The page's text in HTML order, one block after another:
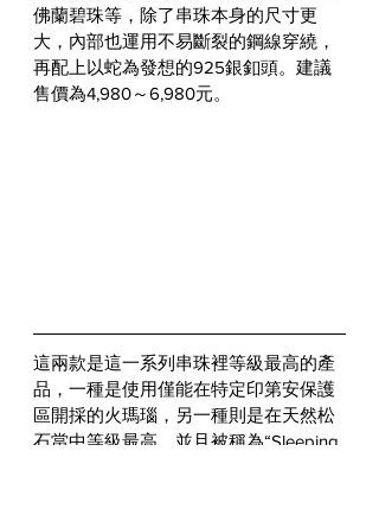
佛蘭碧珠等，除了串珠本身的尺寸更
大，內部也運用不易斷裂的鋼線穿繞，
再配上以蛇為發想的925銀釦頭。建議
售價為4,980～6,980元。
這兩款是這一系列串珠裡等級最高的產
品，一種是使用僅能在特定印第安保護
區開採的火瑪瑙，另一種則是在天然松
石當中等級最高，並且被稱為“Sleeping